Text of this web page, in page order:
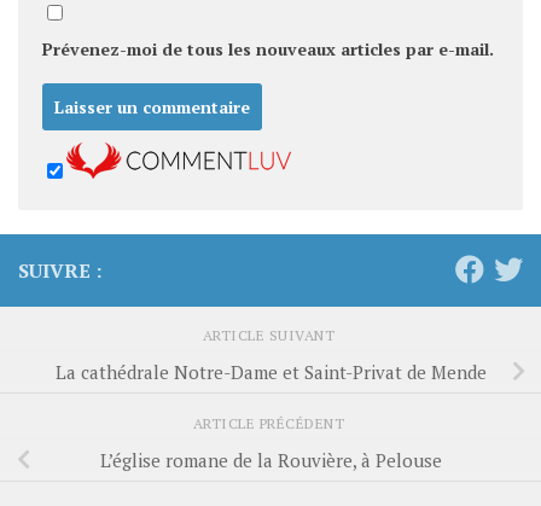
Prévenez-moi de tous les nouveaux articles par e-mail.
SUIVRE :
ARTICLE SUIVANT
La cathédrale Notre-Dame et Saint-Privat de Mende
ARTICLE PRÉCÉDENT
L’église romane de la Rouvière, à Pelouse